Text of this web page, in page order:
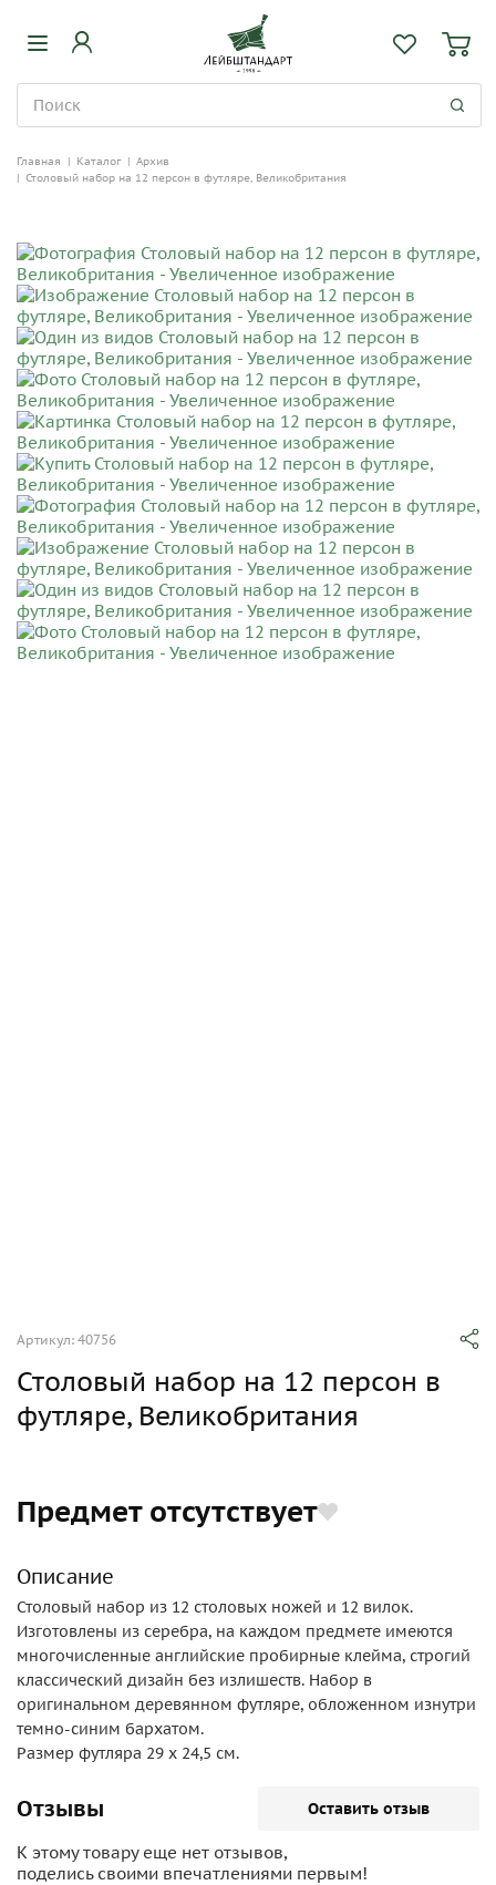
Главная | Каталог | Архив
| Столовый набор на 12 персон в футляре, Великобритания
Артикул: 40756
Столовый набор на 12 персон в
футляре, Великобритания
Предмет отсутствует
Описание
Столовый набор из 12 столовых ножей и 12 вилок.
Изготовлены из серебра, на каждом предмете имеются
многочисленные английские пробирные клейма, строгий
классический дизайн без излишеств. Набор в
оригинальном деревянном футляре, обложенном изнутри
темно-синим бархатом.
Размер футляра 29 х 24,5 см.
Отзывы Оставить отзыв
К этому товару еще нет отзывов,
поделись своими впечатлениями первым!